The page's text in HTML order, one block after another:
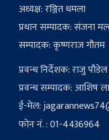
अध्यक्ष: रञ्जित धमला
प्रधान सम्पादक: संजना
सम्पादक: कृष्णराज गौतम
प्रवन्ध निर्देशक: राजु पौडेल
प्रवन्ध सम्पादक: आशिष
ई-मेल:
फोन नं. : 01-4436964